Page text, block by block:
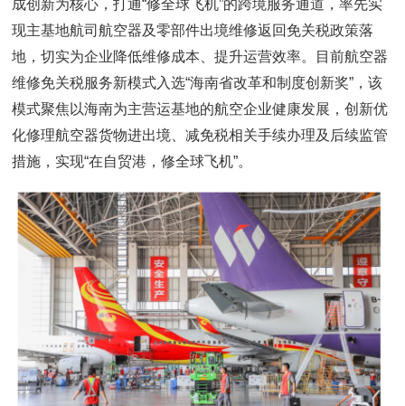
成创新为核心，打通“修全球飞机”的跨境服务通道，率先实
现主基地航司航空器及零部件出境维修返回免关税政策落
地，切实为企业降低维修成本、提升运营效率。目前航空器
维修免关税服务新模式入选“海南省改革和制度创新奖”，该
模式聚焦以海南为主营运基地的航空企业健康发展，创新优
化修理航空器货物进出境、减免税相关手续办理及后续监管
措施，实现“在自贸港，修全球飞机”。